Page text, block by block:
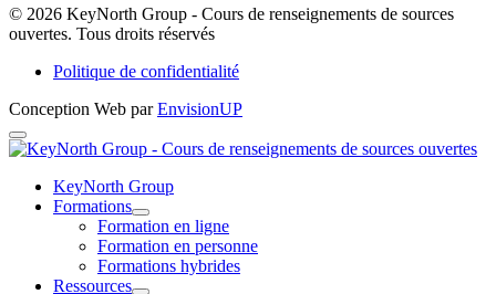
LinkedIn
© 2026 KeyNorth Group - Cours de renseignements de sources
ouvertes. Tous droits réservés
Politique de confidentialité
Conception Web parEnvisionUP
KeyNorth
GroupKeyNorth Group
Formations
Ouvrir
Formations
le
menu
Formation en ligne
Formation en personne
Formations hybrides
Ressources